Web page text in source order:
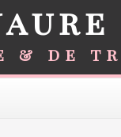
& de